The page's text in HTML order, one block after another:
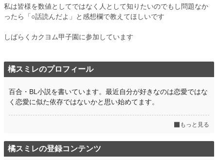
私は皆様を数値としてではなく人として知りたいのでもし問題なか
ったら「○話読んだよ」と感想欄で教えてほしいです
しばらくカクヨム甲子園に参加しています
橘スミレのプロフィール
百合・BL小説を書いています。最近自分が好きなのは恋愛ではな
く恋愛に似た依存ではないかと思い始めてます。
もっと見る
橘スミレの登録コンテンツ